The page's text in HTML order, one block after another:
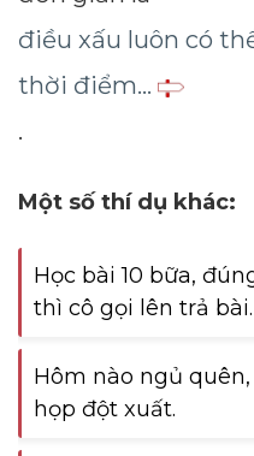
điều xấu luôn có
thời điểm...
.
Một số thí dụ khác:
Học bài 10 bữa,
thì cô gọi lên trả bài.
Hôm nào ngủ
họp đột xuất.